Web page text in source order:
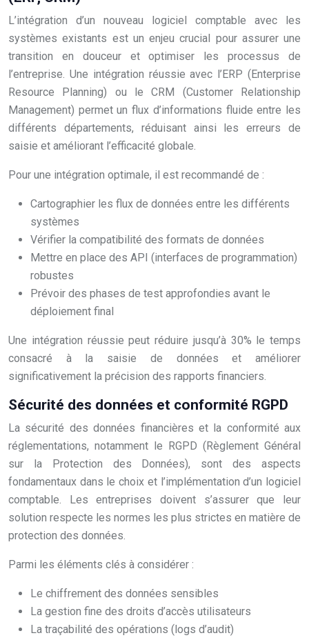
L’intégration d’un nouveau logiciel comptable avec les
systèmes existants est un enjeu crucial pour assurer une
transition en douceur et optimiser les processus de
l’entreprise. Une intégration réussie avec l’ERP (Enterprise
Resource Planning) ou le CRM (Customer Relationship
Management) permet un flux d’informations fluide entre les
différents départements, réduisant ainsi les erreurs de
saisie et améliorant l’efficacité globale.
Pour une intégration optimale, il est recommandé de :
Cartographier les flux de données entre les différents
systèmes
Vérifier la compatibilité des formats de données
Mettre en place des API (interfaces de programmation)
robustes
Prévoir des phases de test approfondies avant le
déploiement final
Une intégration réussie peut réduire jusqu’à 30% le temps
consacré à la saisie de données et améliorer
significativement la précision des rapports financiers.
Sécurité des données et conformité RGPD
La sécurité des données financières et la conformité aux
réglementations, notamment le RGPD (Règlement Général
sur la Protection des Données), sont des aspects
fondamentaux dans le choix et l’implémentation d’un logiciel
comptable. Les entreprises doivent s’assurer que leur
solution respecte les normes les plus strictes en matière de
protection des données.
Parmi les éléments clés à considérer :
Le chiffrement des données sensibles
La gestion fine des droits d’accès utilisateurs
La traçabilité des opérations (logs d’audit)